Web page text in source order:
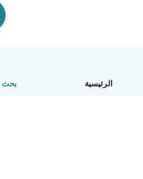
الرئيسية بحث